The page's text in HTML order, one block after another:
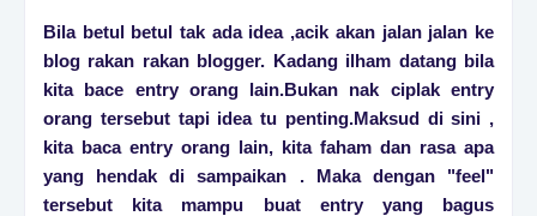
Bila betul betul tak ada idea ,acik akan jalan jalan ke
blog rakan rakan blogger. Kadang ilham datang bila
kita bace entry orang lain.Bukan nak ciplak entry
orang tersebut tapi idea tu penting.Maksud di sini ,
kita baca entry orang lain, kita faham dan rasa apa
yang hendak di sampaikan . Maka dengan "feel"
tersebut kita mampu buat entry yang bagus